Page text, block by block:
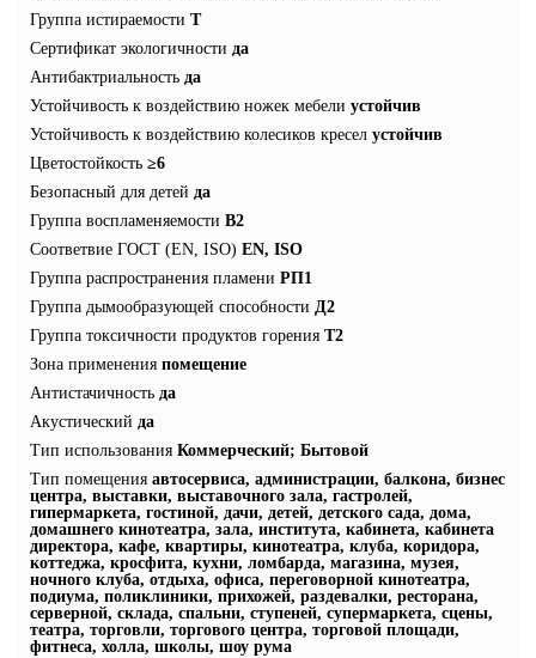
Группа истираемости T
Сертификат экологичности да
Антибактриальность да
Устойчивость к воздействию ножек мебели устойчив
Устойчивость к воздействию колесиков кресел устойчив
Цветостойкость ≥6
Безопасный для детей да
Группа воспламеняемости В2
Соответвие ГОСТ (EN, ISO) EN, ISO
Группа распространения пламени РП1
Группа дымообразующей способности Д2
Группа токсичности продуктов горения Т2
Зона применения помещение
Антистачичность да
Акустический да
Тип использования Коммерческий; Бытовой
Тип помещения автосервиса, администрации, балкона, бизнес
центра, выставки, выставочного зала, гастролей,
гипермаркета, гостиной, дачи, детей, детского сада, дома,
домашнего кинотеатра, зала, института, кабинета, кабинета
директора, кафе, квартиры, кинотеатра, клуба, коридора,
коттеджа, кросфита, кухни, ломбарда, магазина, музея,
ночного клуба, отдыха, офиса, переговорной кинотеатра,
подиума, поликлиники, прихожей, раздевалки, ресторана,
серверной, склада, спальни, ступеней, супермаркета, сцены,
театра, торговли, торгового центра, торговой площади,
фитнеса, холла, школы, шоу рума